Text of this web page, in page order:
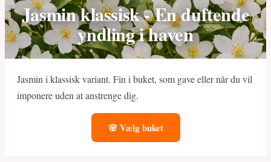
Jasmin klassisk - En duftende
yndling i haven
Jasmin i klassisk variant. Fin i buket, som gave eller når du vil
imponere uden at anstrenge dig.
🌸 Vælg buket